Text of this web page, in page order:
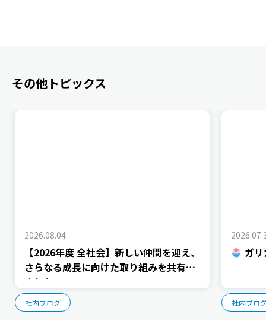
その他トピックス
2026.08.04
【2026年度 全社会】新しい仲間を迎え、
さらなる成長に向けた取り組みを共有し
ました
社内ブログ
ガ
社内ブロ